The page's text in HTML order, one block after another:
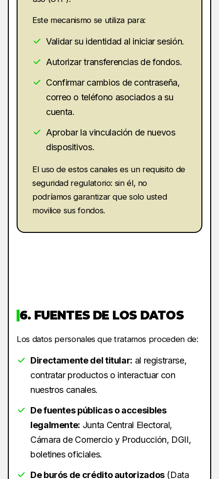
Este mecanismo se utiliza para:
Validar su identidad al iniciar sesión.
Autorizar transferencias de fondos.
Confirmar cambios de contraseña,
correo o teléfono asociados a su
cuenta.
Aprobar la vinculación de nuevos
dispositivos.
El uso de estos canales es un requisito de
seguridad regulatorio: sin él, no
podríamos garantizar que solo usted
movilice sus fondos.
6. FUENTES DE LOS DATOS
Los datos personales que tratamos proceden de:
Directamente del titular: al registrarse,
contratar productos o interactuar con
nuestros canales.
De fuentes públicas o accesibles
legalmente: Junta Central Electoral,
Cámara de Comercio y Producción, DGII,
boletines oficiales.
De burós de crédito autorizados(Data